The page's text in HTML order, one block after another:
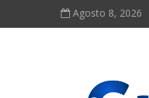
Agosto 8, 2026